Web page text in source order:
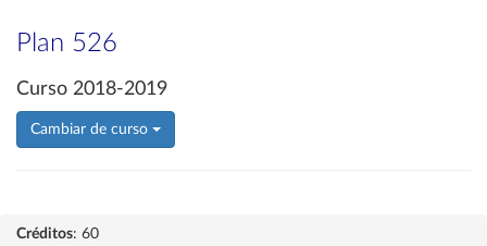
Plan 526
Curso 2018-2019
Cambiar de curso
Créditos: 60